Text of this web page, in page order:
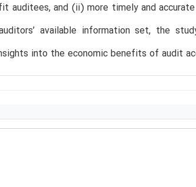
auditees, and (ii) more timely and
available information set, the
into the economic benefits of audit